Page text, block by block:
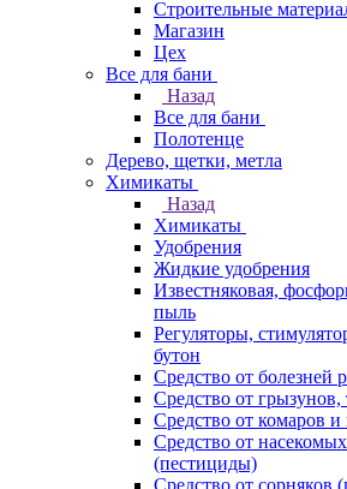
Строительные
Магазин
Цех
Все для бани
Назад
Все для бани
Полотенце
Дерево, щетки, метла
Химикаты
Назад
Химикаты
Удобрения
Жидкие удобрения
Известняковая,
пыль
Регуляторы,
бутон
Средство от болезней
Средство от грызунов,
Средство от комаров
Средство от
(пестициды)
Средство от сорняков